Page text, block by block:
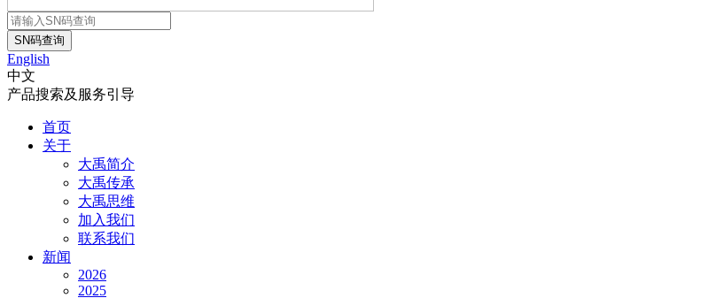
English
中文
产品搜索及服务引导
首页
关于
大禹简介
大禹传承
大禹思维
加入我们
联系我们
新闻
2026
2025